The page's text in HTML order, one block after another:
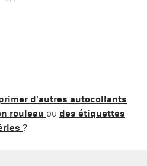
d'autres autocollants
rouleau ou des étiquettes
?